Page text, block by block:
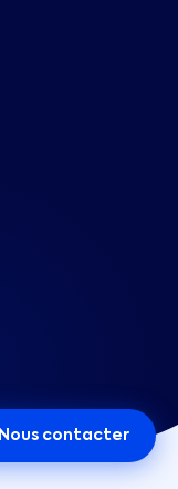
Nous contacter